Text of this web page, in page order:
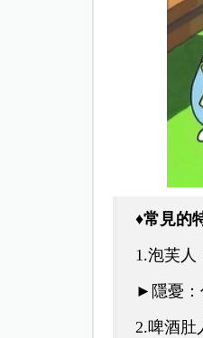
♦常見的
1.泡芙人
►隱憂：
2.啤酒肚